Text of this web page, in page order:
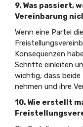
9. Was passiert,
Vereinbarung
Wenn eine Partei
Konsequenzen
Schritte einleiten
wichtig, dass beide
nehmen und ihre
10. Wie erstellt